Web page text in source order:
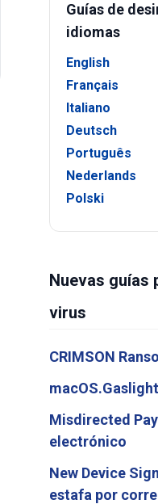
Guías de
idiomas
English
Français
Italiano
Deutsch
Português
Nederlands
Polski
Nuevas guías
virus
CRIMSON
Misdirected
electrónico
New Device
estafa por